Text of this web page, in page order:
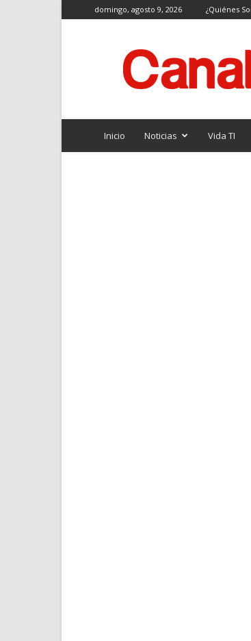
domingo, agosto 9, 2026 ¿Quiénes
TI
Inicio Noticias Vida TI